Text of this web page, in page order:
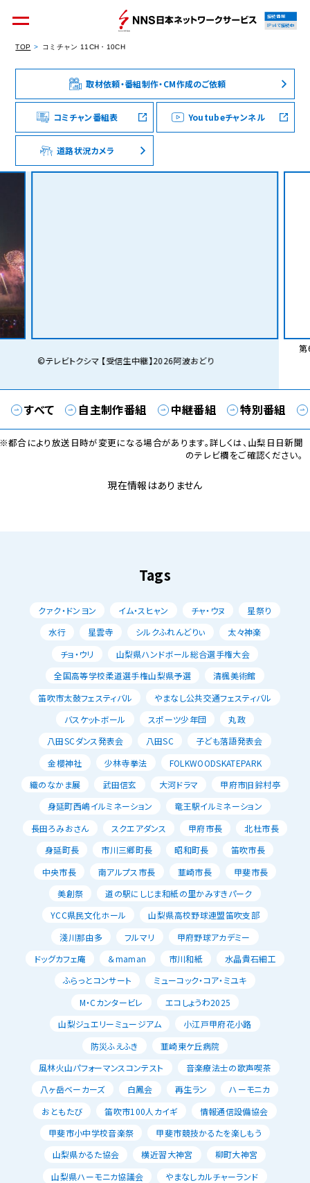
個人のお客様 集合住宅オーナーの方
法人のお客様 料金シミュレーション
接続情報
IPv4で接続中
TOP コミチャン 11CH・10CH
取材依頼・番組制作・CM作成のご依頼
コミチャン番組表 Youtubeチャンネル
道路状況カメラ
©テレビトクシマ 【受信生中継】2026阿波おどり
第
すべて 自主制作番組 中継番組 特別番組
都合により放送日時が変更になる場合があります。詳しくは、山梨日日新聞
のテレビ欄をご確認ください。
現在情報はありません
Tags
クァク・ドンヨン イム・スヒャン チャ・ウヌ
星祭り
水行
星雲寺 シルクふれんどりぃ
太々神楽
チョ・ウリ
山梨県ハンドボール総合選手権大会
全国高等学校柔道選手権山梨県予選
清楓美術館
笛吹市太鼓フェスティバル
やまなし公共交通フェスティバル
バスケットボール
スポーツ少年団
丸政
八田SCダンス発表会
八田SC
子ども落語発表会
金櫻神社
少林寺拳法
FOLKWOODSKATEPARK
織のなかま展
武田信玄 大河ドラマ
甲府市旧鈴村亭
身延町西嶋イルミネーション
竜王駅イルミネーション
長田ろみおさん
スクエアダンス 甲府市長
北杜市長
身延町長
市川三郷町長 昭和町長
笛吹市長
中央市長
南アルプス市長 韮崎市長
甲斐市長
美創祭
道の駅にしじま和紙の里かみすきパーク
YCC県民文化ホール
山梨県高校野球連盟笛吹支部
淺川那由多
フルマリ
甲府野球アカデミー
ドッグカフェ庵
＆maman 市川和紙
水晶貴石細工
ふらっとコンサート
ミューコック・コア・ミユキ
M・Cカンタービレ
エコしょうわ2025
山梨ジュエリーミュージアム
小江戸甲府花小路
防災ふえふき
韮崎東ケ丘病院
風林火山パフォーマンスコンテスト
音楽療法士の歌声喫茶
八ヶ岳ベーカーズ
白鳳会 再生ラン
ハーモニカ
おともたび
笛吹市100人カイギ
情報通信設備協会
甲斐市小中学校音楽祭
甲斐市競技かるたを楽しもう
山梨県かるた協会
横近習大神宮
柳町大神宮
山梨県ハーモニカ協議会
やまなしカルチャーランド